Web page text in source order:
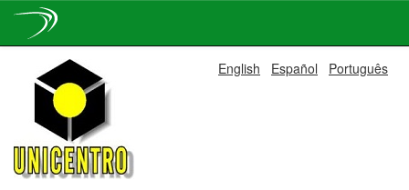
navigation
English Español Português